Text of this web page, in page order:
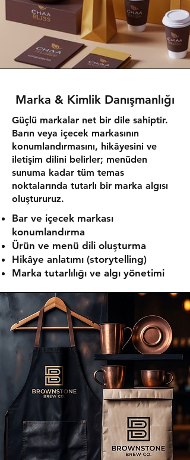
Marka & Kimlik Danışmanlığı
Güçlü markalar net bir dile sahiptir.
Barın veya içecek markasının
konumlandırmasını, hikâyesini ve
iletişim dilini belirler; menüden
sunuma kadar tüm temas
noktalarında tutarlı bir marka algısı
oluştururuz.
Bar ve içecek markası
konumlandırma
Ürün ve menü dili oluşturma
Hikâye anlatımı (storytelling)
Marka tutarlılığı ve algı yönetimi